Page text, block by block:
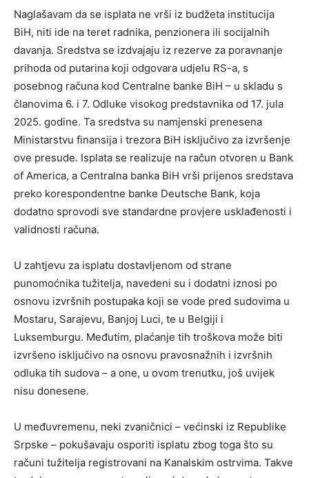
Naglašavam da se isplata ne vrši iz budžeta institucija
BiH, niti ide na teret radnika, penzionera ili socijalnih
davanja. Sredstva se izdvajaju iz rezerve za poravnanje
prihoda od putarina koji odgovara udjelu RS-a, s
posebnog računa kod Centralne banke BiH – u skladu s
članovima 6. i 7. Odluke visokog predstavnika od 17. jula
2025. godine. Ta sredstva su namjenski prenesena
Ministarstvu finansija i trezora BiH isključivo za izvršenje
ove presude. Isplata se realizuje na račun otvoren u Bank
of America, a Centralna banka BiH vrši prijenos sredstava
preko korespondentne banke Deutsche Bank, koja
dodatno sprovodi sve standardne provjere usklađenosti i
validnosti računa.
U zahtjevu za isplatu dostavljenom od strane
punomoćnika tužitelja, navedeni su i dodatni iznosi po
osnovu izvršnih postupaka koji se vode pred sudovima u
Mostaru, Sarajevu, Banjoj Luci, te u Belgiji i
Luksemburgu. Međutim, plaćanje tih troškova može biti
izvršeno isključivo na osnovu pravosnažnih i izvršnih
odluka tih sudova – a one, u ovom trenutku, još uvijek
nisu donesene.
U međuvremenu, neki zvaničnici – većinski iz Republike
Srpske – pokušavaju osporiti isplatu zbog toga što su
računi tužitelja registrovani na Kanalskim ostrvima. Takve